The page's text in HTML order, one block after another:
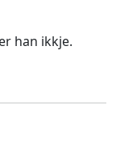
han ikkje.